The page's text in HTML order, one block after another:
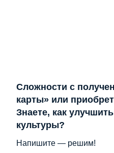
Сложности с
карты» или
Знаете, как
культуры?
Напишите — решим!